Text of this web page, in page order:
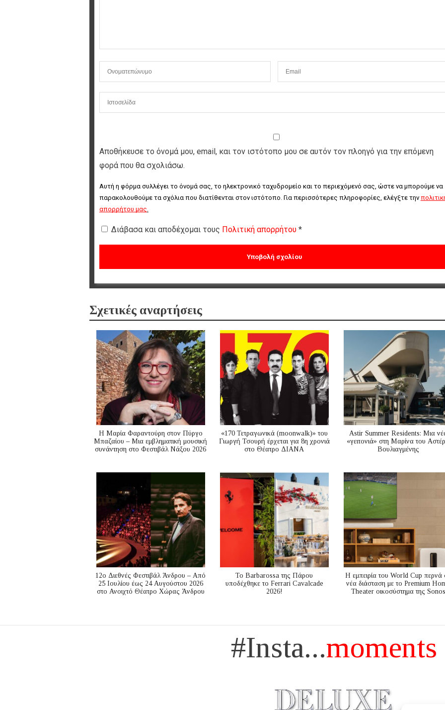
Αποθήκευσε το όνομά μου, email, και τον ιστότοπο μου σε αυτόν τον πλοηγό για την επόμενη
φορά που θα σχολιάσω.
Αυτή η φόρμα συλλέγει το όνομά σας, το ηλεκτρονικό ταχυδρομείο και το περιεχόμενό σας, ώστε να μπορούμε να
παρακολουθούμε τα σχόλια που διατίθενται στον ιστότοπο. Για περισσότερες πληροφορίες, ελέγξτε την
απορρήτου μας
Διάβασα και αποδέχομαι τους Πολιτική απορρήτου *
Σχετικές αναρτήσεις
Η Μαρία Φαραντούρη στον Πύργο
Μπαζαίου – Μια εμβληματική μουσική
συνάντηση στο Φεστιβάλ Νάξου 2026
«170 Τετραγωνικά (moonwalk)» του
Γιωργή Τσουρή έρχεται για 8η χρονιά
στο Θέατρο ΔΙΑΝΑ
Astir Summer Residents: Μια
«γειτονιά» στη Μαρίνα του
Βουλιαγμένης
12ο Διεθνές Φεστιβάλ Άνδρου – Από
25 Ιουλίου έως 24 Αυγούστου 2026
στο Ανοιχτό Θέατρο Χώρας Άνδρου
Το Barbarossa της Πάρου
υποδέχθηκε το Ferrari Cavalcade
2026!
Η εμπειρία του World Cup περνά
νέα διάσταση με το Premium
Theater οικοσύστημα της Sonos
#Insta...moments